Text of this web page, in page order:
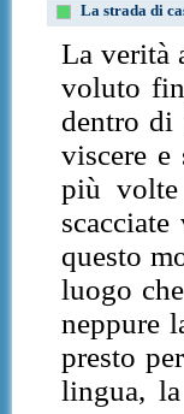
La strada di
La verità
voluto
dentro di
viscere
più
questo
luogo
neppure
presto
lingua,